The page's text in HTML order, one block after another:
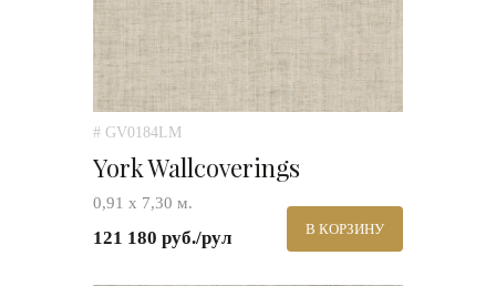
# GV0184LM
York Wallcoverings
0,91 х 7,30 м.
121 180 руб./рул В КОРЗИНУ